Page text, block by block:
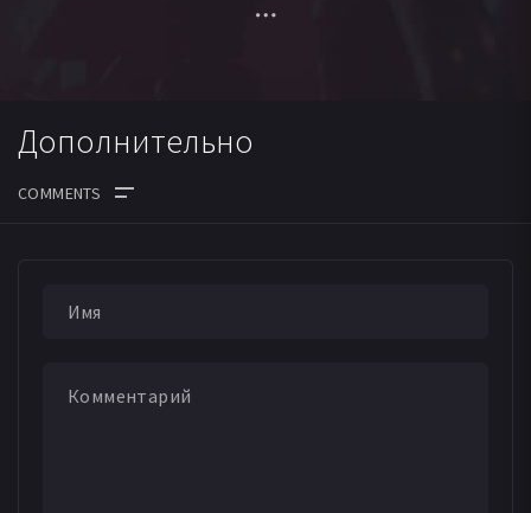
из детского дома. Костик признается, что у него есть
Дополнительно